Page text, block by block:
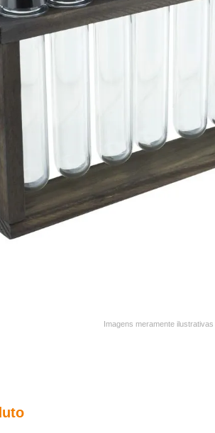
Imagens meramente ilustrativas
8º panelas
9º varal